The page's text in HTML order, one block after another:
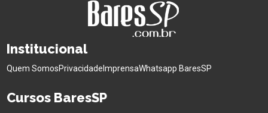
Institucional
Quem SomosPrivacidade ImprensaWhatsapp BaresSP
Cursos BaresSP